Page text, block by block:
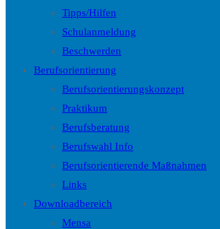
Tipps/Hilfen
Schulanmeldung
Beschwerden
Berufsorientierung
Berufsorientierungskonzept
Praktikum
Berufsberatung
Berufswahl Info
Berufsorientierende Maßnahmen
Links
Downloadbereich
Mensa